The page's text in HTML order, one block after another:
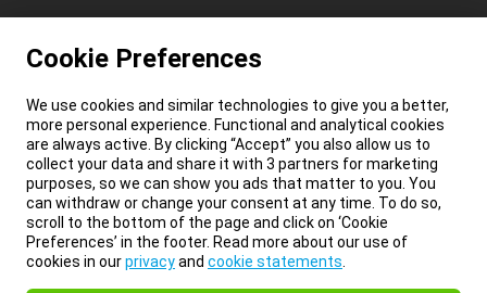
Cookie Preferences
We use cookies and similar technologies to give you a better,
more personal experience. Functional and analytical cookies
are always active. By clicking “Accept” you also allow us to
collect your data and share it with 3 partners for marketing
purposes, so we can show you ads that matter to you. You
can withdraw or change your consent at any time. To do so,
scroll to the bottom of the page and click on ‘Cookie
Preferences’ in the footer. Read more about our use of
cookies in ourprivacyand cookie statements